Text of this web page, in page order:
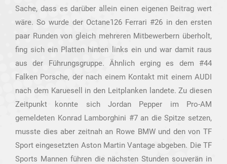
Sache, dass es darüber allein einen eigenen Beitrag wert
wäre. So wurde der Octane126 Ferrari #26 in den ersten
paar Runden von gleich mehreren Mitbewerbern überholt,
fing sich ein Platten hinten links ein und war damit raus
aus der Führungsgruppe. Ähnlich erging es dem #44
Falken Porsche, der nach einem Kontakt mit einem AUDI
nach dem Karuesell in den Leitplanken landete. Zu diesen
Zeitpunkt konnte sich Jordan Pepper im Pro-AM
gemeldeten Konrad Lamborghini #7 an die Spitze setzen,
musste dies aber zeitnah an Rowe BMW und den von TF
Sport eingesetzten Aston Martin Vantage abgeben. Die TF
Sports Mannen führen die nächsten Stunden souverän in